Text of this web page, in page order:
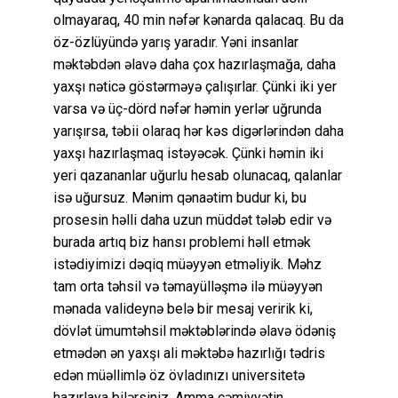
olmayaraq, 40 min nəfər kənarda qalacaq. Bu da
öz-özlüyündə yarış yaradır. Yəni insanlar
məktəbdən əlavə daha çox hazırlaşmağa, daha
yaxşı nəticə göstərməyə çalışırlar. Çünki iki yer
varsa və üç-dörd nəfər həmin yerlər uğrunda
yarışırsa, təbii olaraq hər kəs digərlərindən daha
yaxşı hazırlaşmaq istəyəcək. Çünki həmin iki
yeri qazananlar uğurlu hesab olunacaq, qalanlar
isə uğursuz. Mənim qənaətim budur ki, bu
prosesin həlli daha uzun müddət tələb edir və
burada artıq biz hansı problemi həll etmək
istədiyimizi dəqiq müəyyən etməliyik. Məhz
tam orta təhsil və təmayülləşmə ilə müəyyən
mənada valideynə belə bir mesaj veririk ki,
dövlət ümumtəhsil məktəblərində əlavə ödəniş
etmədən ən yaxşı ali məktəbə hazırlığı tədris
edən müəllimlə öz övladınızı universitetə